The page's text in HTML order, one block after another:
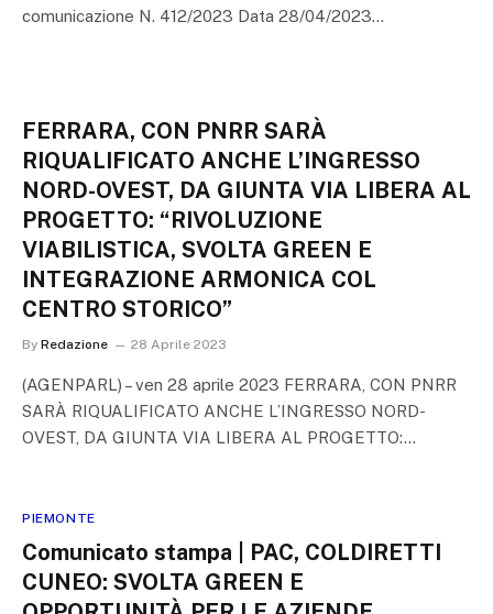
comunicazione N. 412/2023 Data 28/04/2023…
FERRARA, CON PNRR SARÀ
RIQUALIFICATO ANCHE L’INGRESSO
NORD-OVEST, DA GIUNTA VIA LIBERA AL
PROGETTO: “RIVOLUZIONE
VIABILISTICA, SVOLTA GREEN E
INTEGRAZIONE ARMONICA COL
CENTRO STORICO”
By Redazione 28 Aprile 2023
(AGENPARL) – ven 28 aprile 2023 FERRARA, CON PNRR
SARÀ RIQUALIFICATO ANCHE L’INGRESSO NORD-
OVEST, DA GIUNTA VIA LIBERA AL PROGETTO:…
PIEMONTE
Comunicato stampa | PAC, COLDIRETTI
CUNEO: SVOLTA GREEN E